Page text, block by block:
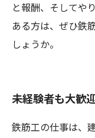
と報酬、そしてや
ある方は、ぜひ鉄
しょうか。
未経験者も大歓
鉄筋工の仕事は、